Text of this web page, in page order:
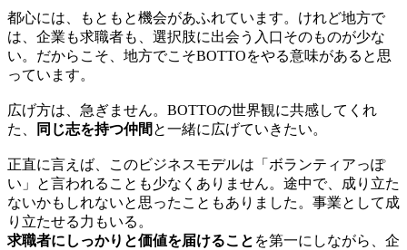
都心には、もともと機会があふれています。けれど地方で
は、企業も求職者も、選択肢に出会う入口そのものが少な
い。だからこそ、地方でこそBOTTOをやる意味があると思
っています。
広げ方は、急ぎません。BOTTOの世界観に共感してくれ
た、
同じ志を持つ仲間 と一緒に広げていきたい。
正直に言えば、このビジネスモデルは「ボランティアっぽ
い」と言われることも少なくありません。途中で、成り立た
ないかもしれないと思ったこともありました。事業として成
り立たせる力もいる。
求職者にしっかりと価値を届けること を第一にしながら、企